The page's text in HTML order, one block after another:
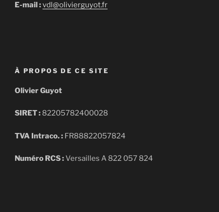
E-mail :vdl@olivierguyot.fr
À PROPOS DE CE SITE
Olivier Guyot
SIRET : 82205782400028
TVA Intraco. : FR88822057824
Numéro RCS :Versailles A 822 057 824